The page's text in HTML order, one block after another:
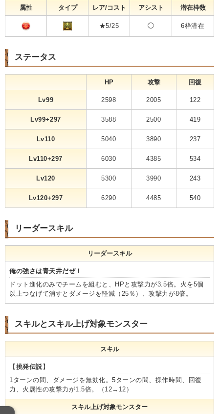
属性 タイプ レア/コスト アシスト 潜在枠数
★5/25 ◯ 6枠潜在
ステータス
HP 攻撃 回復
Lv99 2598 2005 122
Lv99+297 3588 2500 419
Lv110 5040 3890 237
Lv110+297 6030 4385 534
Lv120 5300 3990 243
Lv120+297 6290 4485 540
リーダースキル
リーダースキル
俺の強さは青天井だぜ！
ドット進化のみでチームを組むと、HPと攻撃力が3.5倍。火を5個
以上つなげて消すとダメージを軽減（25％）、攻撃力が8倍。
スキルとスキル上げ対象モンスター
スキル
【 挑発伝説】
1ターンの間、ダメージを無効化。5ターンの間、操作時間、回復
力、火属性の攻撃力が1.5倍。（12→12）
スキル上げ対象モンスター